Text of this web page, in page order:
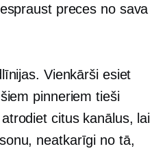
preces no sava
Vienkārši esiet
pinneriem tieši
citus kanālus, lai
neatkarīgi no tā,